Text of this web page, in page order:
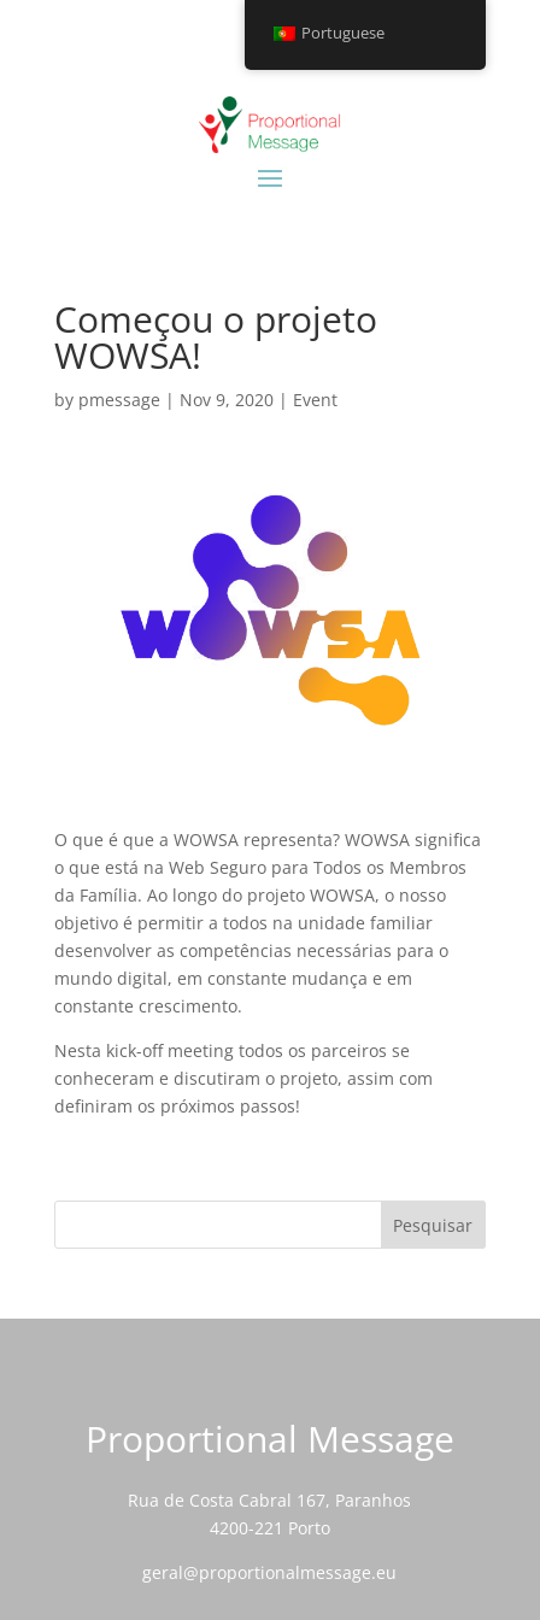
Começou o projeto
WOWSA!
by pmessage | Nov 9, 2020| Event
O que é que a WOWSA representa? WOWSA significa
o que está na Web Seguro para Todos os Membros
da Família. Ao longo do projeto WOWSA, o nosso
objetivo é permitir a todos na unidade familiar
desenvolver as competências necessárias para o
mundo digital, em constante mudança e em
constante crescimento.
Nesta kick-off meeting todos os parceiros se
conheceram e discutiram o projeto, assim com
definiram os próximos passos!
Proportional Message
Rua de Costa Cabral 167, Paranhos
4200-221 Porto
geral@proportionalmessage.eu
Portuguese